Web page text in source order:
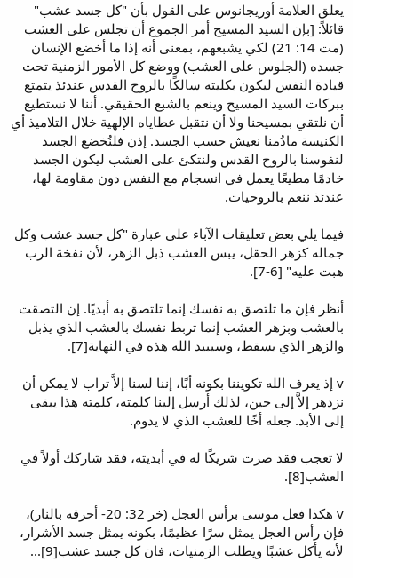
يعلق العلامة أوريجانوس على القول بأن "كل جسد عشب"
قائلاً: [بإن السيد المسيح أمر الجموع أن تجلس على العشب
(مت 14: 21) لكي يشبعهم، بمعنى أنه إذا ما أخضع الإنسان
جسده (الجلوس على العشب) ووضع كل الأمور الزمنية تحت
قيادة النفس ليكون بكليته سالكًا بالروح القدس عندئذ يتمتع
ببركات السيد المسيح وينعم بالشبع الحقيقي. أننا لا نستطيع
أن نلتقي بمسيحنا ولا أن نتقبل عطاياه الإلهية خلال التلاميذ أي
الكنيسة مادُمنا نعيش حسب الجسد. إذن فلنُخضع الجسد
لنفوسنا بالروح القدس ولنتكئ على العشب ليكون الجسد
خادمًا مطيعًا يعمل في انسجام مع النفس دون مقاومة لها،
عندئذ ننعم بالروحيات.
فيما يلي بعض تعليقات الآباء على عبارة "كل جسد عشب وكل
جماله كزهر الحقل، يبس العشب ذبل الزهر، لأن نفخة الرب
هبت عليه" [6-7].
أنظر فإن ما تلتصق به نفسك إنما تلتصق به أبديًا. إن التصقت
بالعشب وبزهر العشب إنما تربط نفسك بالعشب الذي يذبل
والزهر الذي يسقط، وسيبيد الله هذه في النهاية[7].
v إذ يعرف الله تكويننا بكونه أبًا، إننا لسنا إلاَّ تراب لا يمكن أن
نزدهر إلاَّ إلى حين، لذلك أرسل إلينا كلمته، كلمته هذا يبقى
إلى الأبد. جعله أخًا للعشب الذي لا يدوم.
لا تعجب فقد صرت شريكًا له في أبديته، فقد شاركك أولاً في
العشب[8].
v هكذا فعل موسى برأس العجل (خر 32: 20- أحرقه بالنار)،
فإن رأس العجل يمثل سرًا عظيمًا، بكونه يمثل جسد الأشرار،
لأنه يأكل عشبًا ويطلب الزمنيات، فان كل جسد عشب[9]...